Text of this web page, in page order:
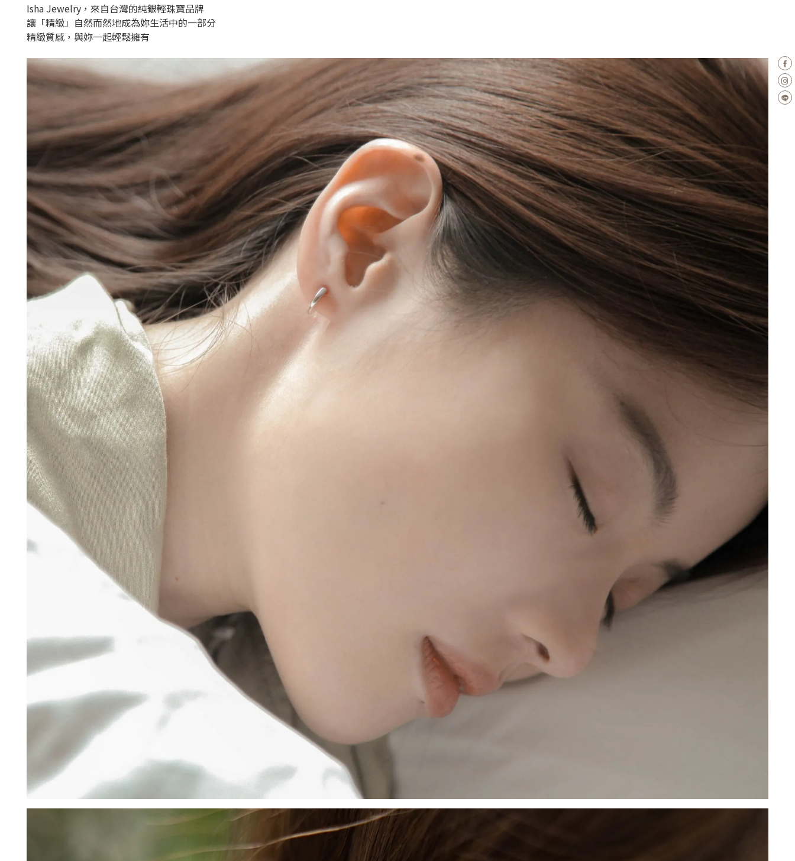
Isha Jewelry，來自台灣的純銀輕珠寶品牌
讓「精緻」自然而然地成為妳生活中的一部分
精緻質感，與妳一起輕鬆擁有